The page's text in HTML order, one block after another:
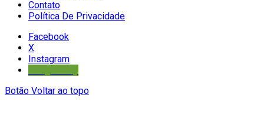
Contato
Política De Privacidade
Facebook
X
Instagram
Botão Voltar ao topo